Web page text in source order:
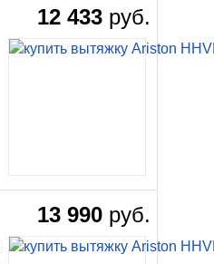
12 433 руб.
13 990 руб.